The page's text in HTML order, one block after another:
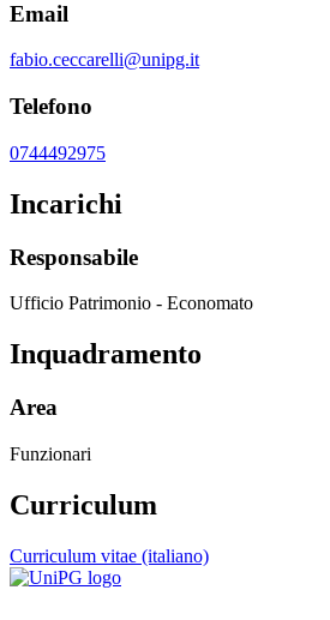
Email
fabio.ceccarelli@unipg.it
Telefono
0744492975
Incarichi
Responsabile
Ufficio Patrimonio - Economato
Inquadramento
Area
Funzionari
Curriculum
Curriculum vitae (italiano)